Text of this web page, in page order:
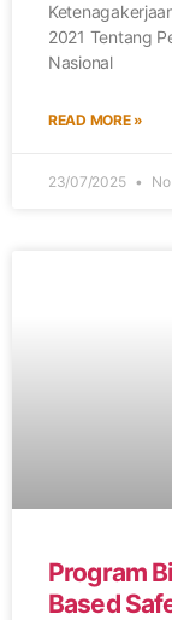
2021 Tentang
Nasional
READ MORE »
23/07/2025
Program
Based